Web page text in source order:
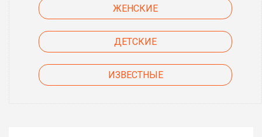
ЖЕНСКИЕ
ДЕТСКИЕ
ИЗВЕСТНЫЕ